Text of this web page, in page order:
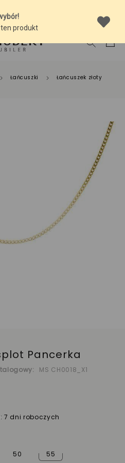
Łańcuszki
Łańcuszek złoty
Pancerka
MS CH0018_X1
7 dni roboczych
50 55